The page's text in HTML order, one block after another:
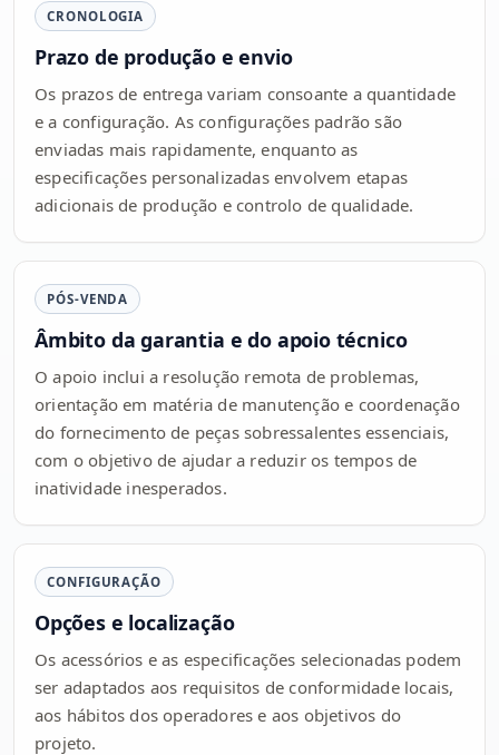
CRONOLOGIA
Prazo de produção e envio
Os prazos de entrega variam consoante a quantidade
e a configuração. As configurações padrão são
enviadas mais rapidamente, enquanto as
especificações personalizadas envolvem etapas
adicionais de produção e controlo de qualidade.
PÓS-VENDA
Âmbito da garantia e do apoio técnico
O apoio inclui a resolução remota de problemas,
orientação em matéria de manutenção e coordenação
do fornecimento de peças sobressalentes essenciais,
com o objetivo de ajudar a reduzir os tempos de
inatividade inesperados.
CONFIGURAÇÃO
Opções e localização
Os acessórios e as especificações selecionadas podem
ser adaptados aos requisitos de conformidade locais,
aos hábitos dos operadores e aos objetivos do
projeto.